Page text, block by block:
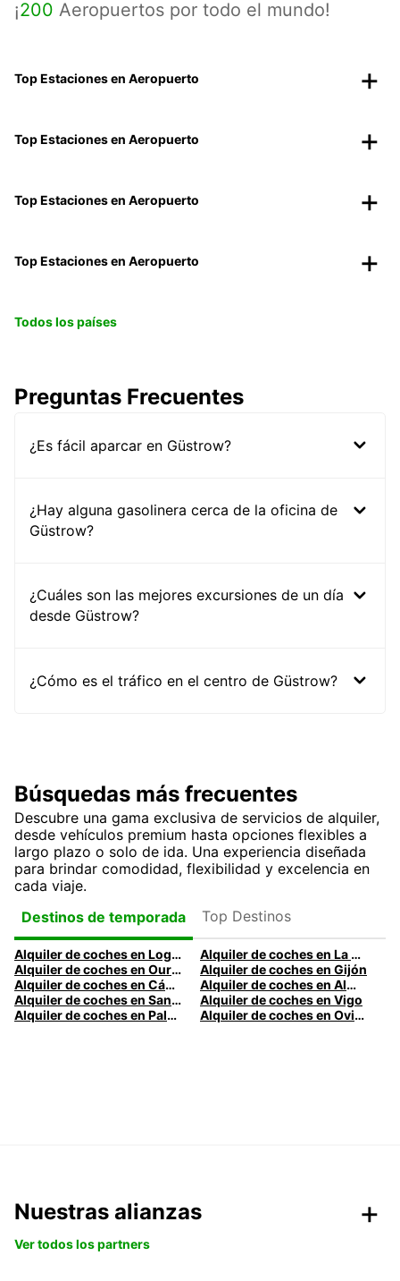
¡200 Aeropuertos por todo el mundo!
Top Estaciones en Aeropuerto
Top Estaciones en Aeropuerto
Top Estaciones en Aeropuerto
Top Estaciones en Aeropuerto
Todos los países
Preguntas Frecuentes
¿Es fácil aparcar en Güstrow?
¿Hay alguna gasolinera cerca de la oficina de
Güstrow?
¿Cuáles son las mejores excursiones de un día
desde Güstrow?
¿Cómo es el tráfico en el centro de Güstrow?
Búsquedas más frecuentes
Descubre una gama exclusiva de servicios de alquiler,
desde vehículos premium hasta opciones flexibles a
largo plazo o solo de ida. Una experiencia diseñada
para brindar comodidad, flexibilidad y excelencia en
cada viaje.
Destinos de temporada
Top Destinos
Alquiler de coches en Logroño
Alquiler de coches en La Coruña
Alquiler de coches en Ourense
Alquiler de coches en Gijón
Alquiler de coches en Cádiz
Alquiler de coches en Almería
Alquiler de coches en Santander
Alquiler de coches en Vigo
Alquiler de coches en Palma
Alquiler de coches en Oviedo
Nuestras alianzas
Ver todos los partners